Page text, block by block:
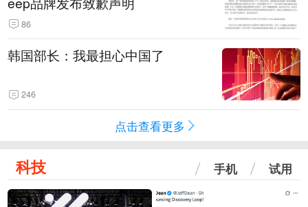
86
韩国部长：我最担心中国了
246
点击查看更多
科技 手机 试用